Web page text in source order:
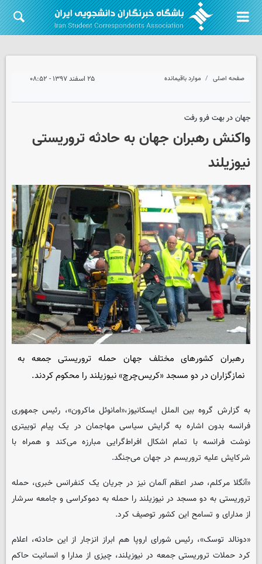
صفحه اصلی موارد باقیمانده ۲۵ اسفند ۱۳۹۷ - ۰۸:۵۲
جهان در بهت فرو رفت
واکنش رهبران جهان به حادثه تروریستی
نیوزیلند
رهبران کشورهای مختلف جهان حمله تروریستی جمعه به
نمازگزاران در دو مسجد «کریس‌چرچ» نیوزیلند را محکوم کردند.
به گزارش گروه بین الملل ایسکانیوز،«امانوئل ماکرون»،‌ رئیس جمهوری
فرانسه بدون اشاره به گرایش سیاسی مهاجمان در یک پیام توییتری
نوشت فرانسه با تمام اشکال افراط‌گرایی مبارزه می‌کند و همراه با
شرکایش علیه تروریسم در جهان می‌جنگد.
«آنگلا مرکلم، صدر اعظم آلمان نیز در جریان یک کنفرانس خبری، حمله
تروریستی به دو مسجد در نیوزیلند را حمله به دموکراسی و جامعه سرشار
از مدارای و تسامح این کشور توصیف کرد.
«دونالد توسک»، رئیس شورای اروپا هم ابراز انزجار از این حادثه، اعلام
کرد حملات تروریستی جمعه در نیوزیلند، چیزی از مدارا و انسانیت حاکم